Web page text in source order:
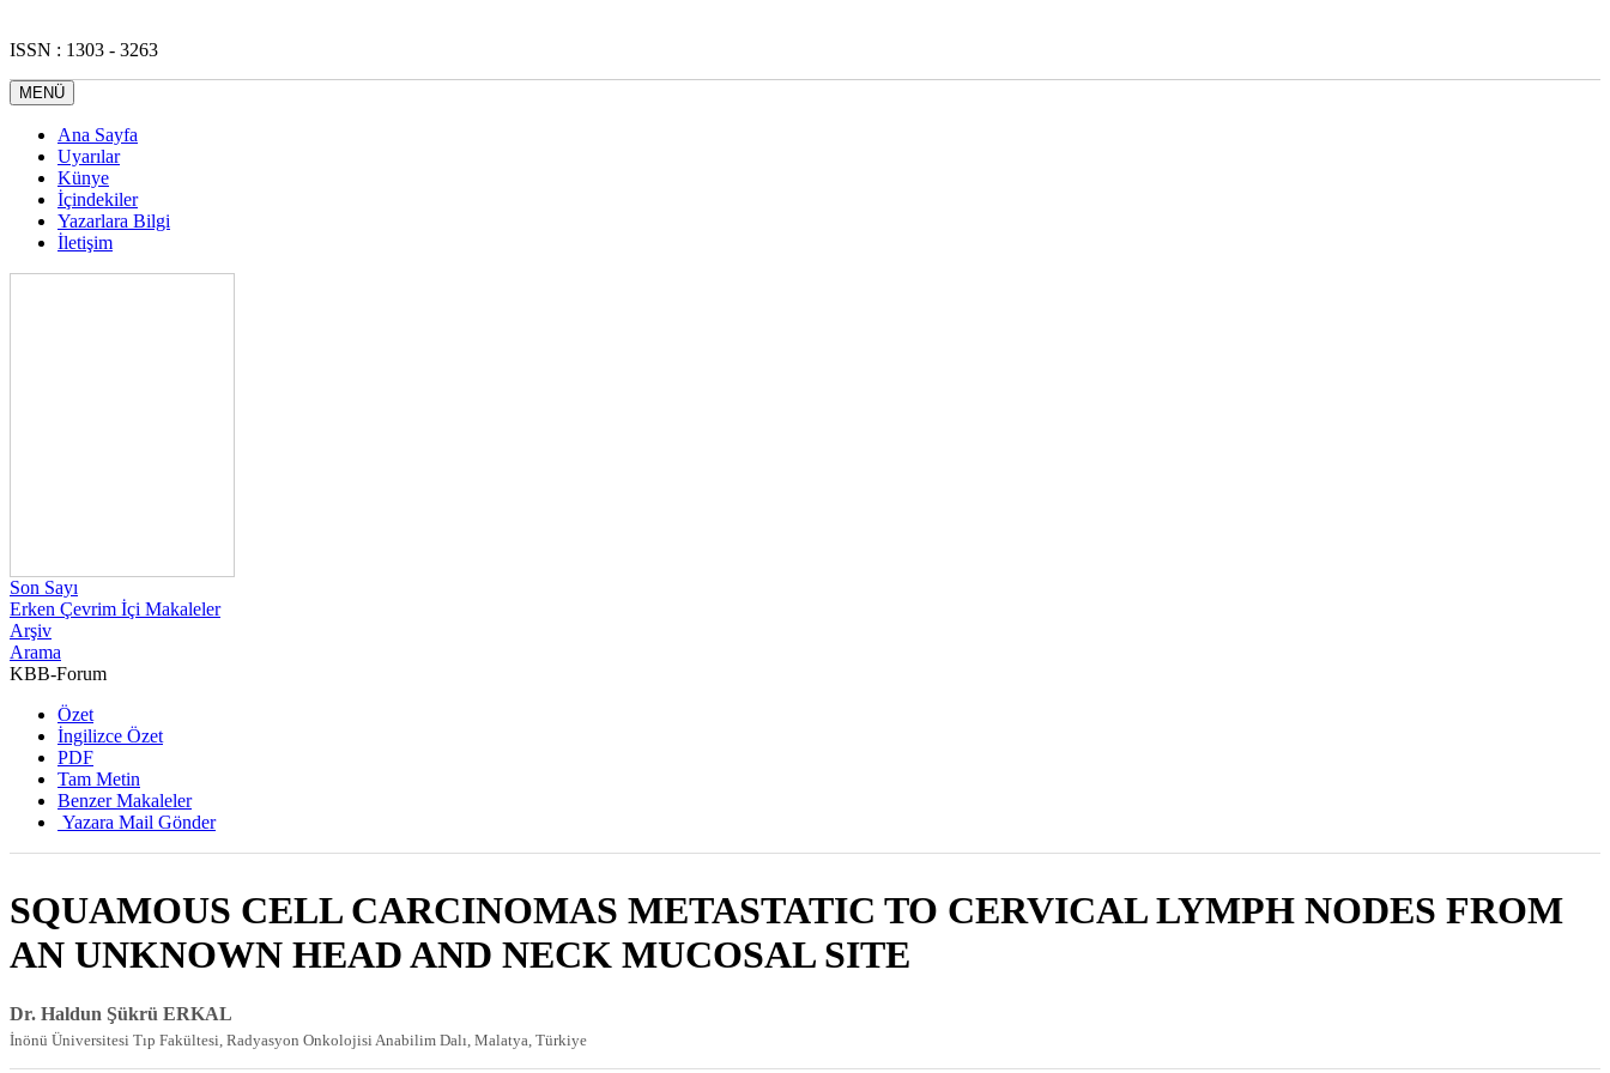
ISSN : 1303 - 3263
MENÜ
Ana Sayfa
Uyarılar
Künye
İçindekiler
Yazarlara Bilgi
İletişim
Son Sayı
Erken Çevrim İçi Makaleler
Arşiv
Arama
KBB-Forum
Özet
İngilizce Özet
PDF
Tam Metin
Benzer Makaleler
Yazara Mail Gönder
SQUAMOUS CELL CARCINOMAS METASTATIC TO CERVICAL LYMPH NODES FROM
AN UNKNOWN HEAD AND NECK MUCOSAL SITE
Dr. Haldun Şükrü ERKAL
İnönü Üniversitesi Tıp Fakültesi, Radyasyon Onkolojisi Anabilim Dalı, Malatya, Türkiye